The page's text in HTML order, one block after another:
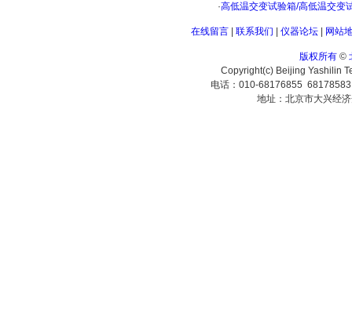
·高低温交变试验箱/高低温交变
在线留言| 联系我们 仪器论坛| 网站
版权所有©
Copyright(c) Beijing Yashilin
电话：010-68176855
地址：北京市大兴经